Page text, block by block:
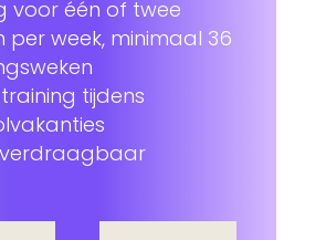
voor één of twee
per week, minimaal 36
tijdens